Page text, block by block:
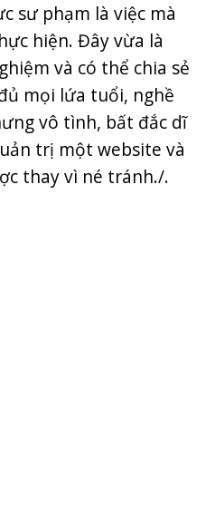
sư phạm là việc mà
hiện. Đây vừa là
và có thể chia sẻ
mọi lứa tuổi, nghề
vô tình, bất đắc dĩ
trị một website và
thay vì né tránh./.